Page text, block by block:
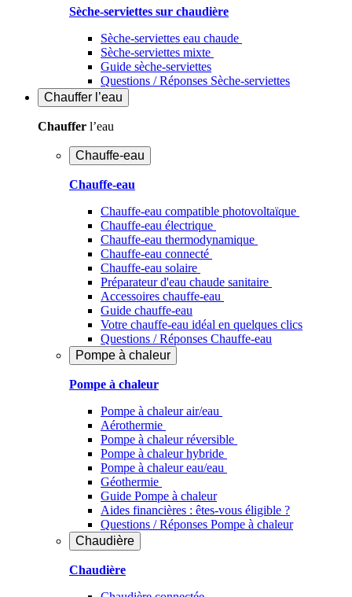
Sèche-serviettes sur chaudière
Sèche-serviettes eau chaude
Sèche-serviettes mixte
Guide sèche-serviettes
Questions / Réponses Sèche-serviettes
Chauffer l’eau
Chauffer l’eau
Chauffe-eau
Chauffe-eau
Chauffe-eau compatible photovoltaïque
Chauffe-eau électrique
Chauffe-eau thermodynamique
Chauffe-eau connecté
Chauffe-eau solaire
Préparateur d'eau chaude sanitaire
Accessoires chauffe-eau
Guide chauffe-eau
Votre chauffe-eau idéal en quelques clics
Questions / Réponses Chauffe-eau
Pompe à chaleur
Pompe à chaleur
Pompe à chaleur air/eau
Aérothermie
Pompe à chaleur réversible
Pompe à chaleur hybride
Pompe à chaleur​ eau/eau
Géothermie
Guide Pompe à chaleur
Aides financières : êtes-vous éligible ?
Questions / Réponses Pompe à chaleur
Chaudière
Chaudière